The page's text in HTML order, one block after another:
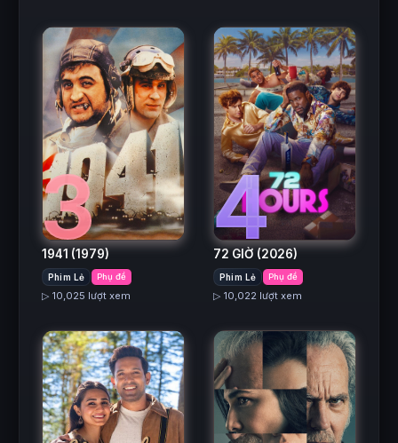
3
1941 (1979)
Phim Lẻ Phụ đề
▷ 10,025 lượt xem
4
72 GIỜ (2026)
Phim Lẻ Phụ đề
▷ 10,022 lượt xem